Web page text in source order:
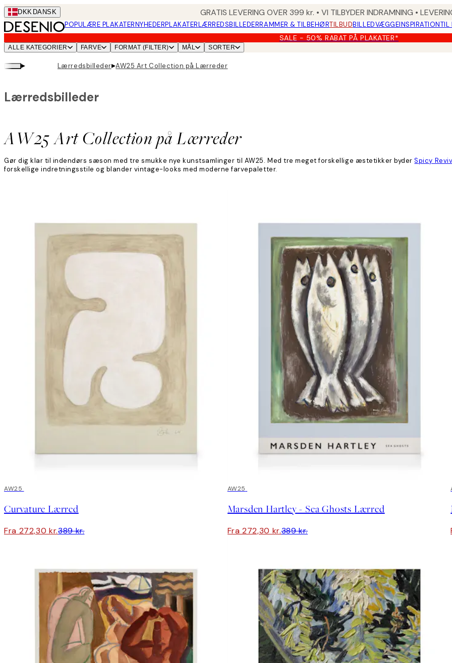
Skip
to
main
content.
DKK DANSK GRATIS LEVERING OVER 399 kr. • VI TILBYDER INDRAMNING •
POPULÆRE PLAKATERNYHEDERPLAKATERLÆRREDSBILLEDERRAMMER & TILBEHØRTILBUDBILLEDVÆGGEINSPIRATIONTIL
SALE - 50% RABAT PÅ PLAKATER*
ALLE KATEGORIER FARVE FORMAT (FILTER) MÅL SORTER
▸ Lærredsbilleder▸AW25 Art Collection på Lærreder
AW25 Art Collection på Lærreder
Lærredsbilleder
Gør dig klar til indendørs sæson med tre smukke nye kunstsamlinger til AW25. Med tre meget forskellige æstetikker byderSpicy
forskellige indretningsstile og blander vintage-looks med moderne farvepaletter.
30%*
AW25
Curvature Lærred
Fra 272,30 kr.389 kr.
30%*
AW25
Marsden Hartley - Sea Ghosts Lærred
Fra 272,30 kr.389 kr.